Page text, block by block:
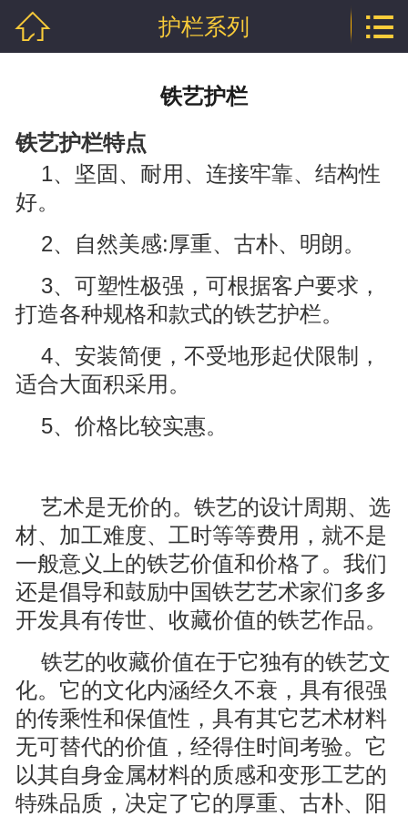
企业资质
联系我们
 护栏系列 
铁艺护栏
铁艺护栏特点
1、坚固、耐用、连接牢靠、结构性
好。
2、自然美感:厚重、古朴、明朗。
3、可塑性极强，可根据客户要求，
打造各种规格和款式的铁艺护栏。
4、安装简便，不受地形起伏限制，
适合大面积采用。
5、价格比较实惠。
艺术是无价的。铁艺的设计周期、选
材、加工难度、工时等等费用，就不是
一般意义上的铁艺价值和价格了。我们
还是倡导和鼓励中国铁艺艺术家们多多
开发具有传世、收藏价值的铁艺作品。
铁艺的收藏价值在于它独有的铁艺文
化。它的文化内涵经久不衰，具有很强
的传乘性和保值性，具有其它艺术材料
无可替代的价值，经得住时间考验。它
以其自身金属材料的质感和变形工艺的
特殊品质，决定了它的厚重、古朴、阳